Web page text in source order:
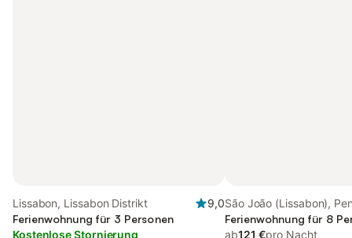
Lissabon, Lissabon Distrikt
9,0
Ferienwohnung für 3 Personen
Kostenlose Stornierung
São João (Lissabon),
França
Ferienwohnung für 8
ab121 €pro Nacht